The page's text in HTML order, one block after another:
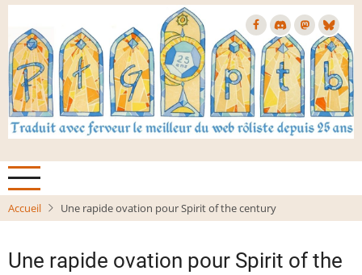
Aller
contenu
principal
Accueil Une rapide ovation pour Spirit of the century
Une rapide ovation pour Spirit of the